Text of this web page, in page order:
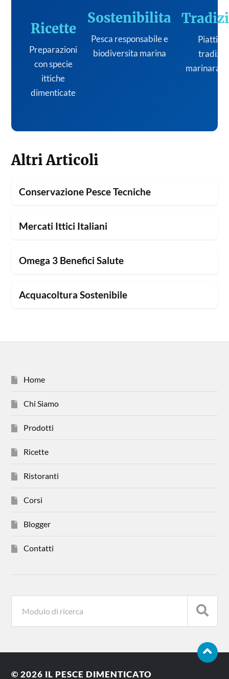
Ricette
Preparazioni
con specie
ittiche
dimenticate
Sostenibilita
Pesca responsabile e
biodiversita marina
Piatti
marinara
Altri Articoli
Conservazione Pesce Tecniche
Mercati Ittici Italiani
Omega 3 Benefici Salute
Acquacoltura Sostenibile
Home
Chi Siamo
Prodotti
Ricette
Ristoranti
Corsi
Blogger
Contatti
© 2026 IL PESCE DIMENTICATO